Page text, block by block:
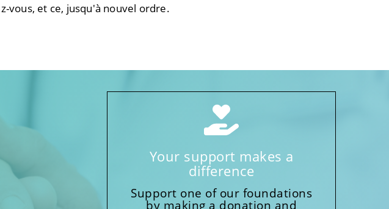
vous, et ce, jusqu'à nouvel ordre.
Your support makes a
difference
Support one of our foundations
by making a donation and